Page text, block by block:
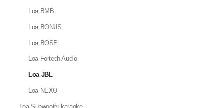
Loa BMB
Loa BONUS
Loa BOSE
Loa Fortech Audio
Loa JBL
Loa NEXO
Loa Subwoofer karaoke